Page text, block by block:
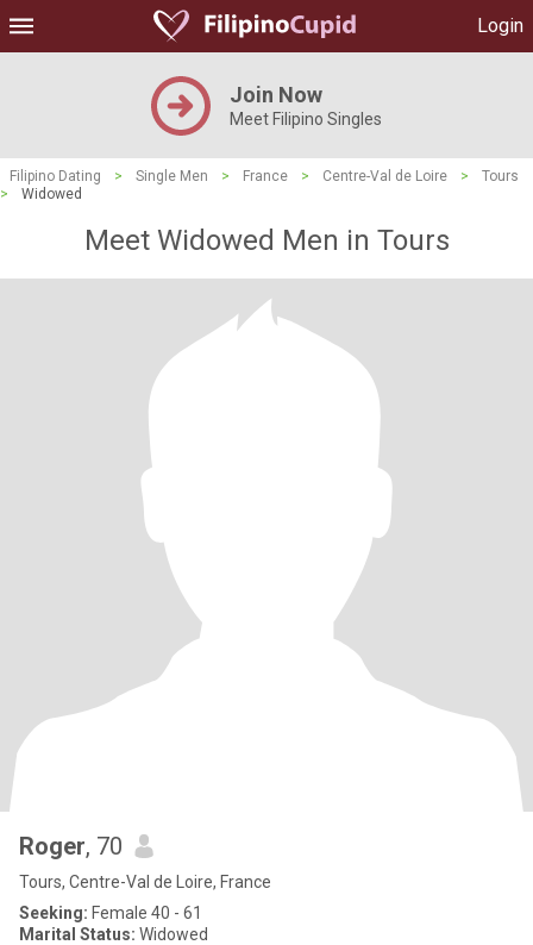
Login
Join Now
Meet Filipino Singles
Filipino Dating > Single Men > France > Centre-Val de Loire >
Tours
>
Widowed
Meet Widowed Men in Tours
Roger, 70
Tours, Centre-Val de Loire, France
Seeking: Female 40 - 61
Marital Status: Widowed